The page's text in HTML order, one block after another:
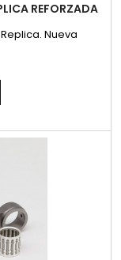
REFORZADA
Nueva